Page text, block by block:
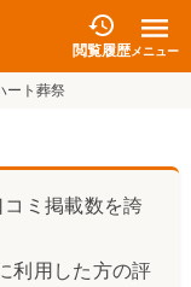
閲覧履歴メニュー
ート葬祭
ミ掲載数を誇
利用した方の評